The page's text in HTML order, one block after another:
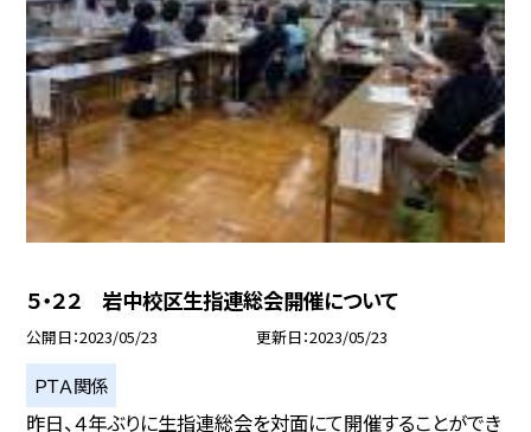
５・２２ 岩中校区生指連総会開催について
公開日 2023/05/23 更新日 2023/05/23
ＰＴＡ関係
昨日、４年ぶりに生指連総会を対面にて開催することができ